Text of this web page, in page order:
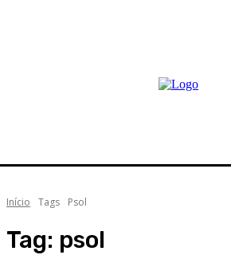
Início Tags Psol
Tag: psol